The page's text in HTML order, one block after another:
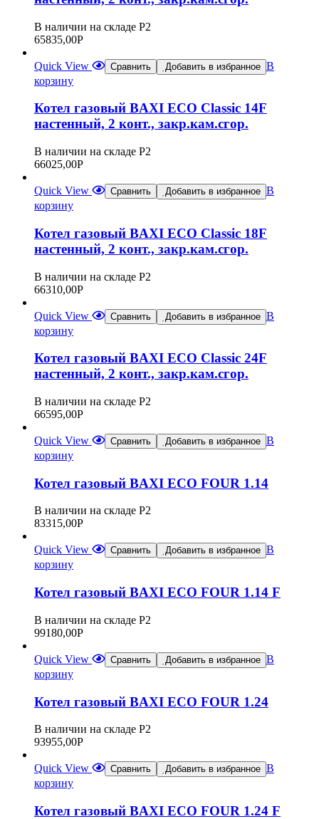
В наличии на складе Р2
65835,00Р
Quick View Сравнить Добавить в избранное В
корзину
Котел газовый BAXI ECO Classic 14F
настенный, 2 конт., закр.кам.сгор.
В наличии на складе Р2
66025,00Р
Quick View Сравнить Добавить в избранное В
корзину
Котел газовый BAXI ECO Classic 18F
настенный, 2 конт., закр.кам.сгор.
В наличии на складе Р2
66310,00Р
Quick View Сравнить Добавить в избранное В
корзину
Котел газовый BAXI ECO Classic 24F
настенный, 2 конт., закр.кам.сгор.
В наличии на складе Р2
66595,00Р
Quick View Сравнить Добавить в избранное В
корзину
Котел газовый BAXI ECO FOUR 1.14
В наличии на складе Р2
83315,00Р
Quick View Сравнить Добавить в избранное В
корзину
Котел газовый BAXI ECO FOUR 1.14 F
В наличии на складе Р2
99180,00Р
Quick View Сравнить Добавить в избранное В
корзину
Котел газовый BAXI ECO FOUR 1.24
В наличии на складе Р2
93955,00Р
Quick View Сравнить Добавить в избранное В
корзину
Котел газовый BAXI ECO FOUR 1.24 F